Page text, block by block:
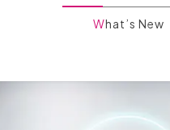
What’s New